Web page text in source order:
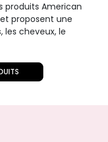
produits American
proposent une
cheveux, le